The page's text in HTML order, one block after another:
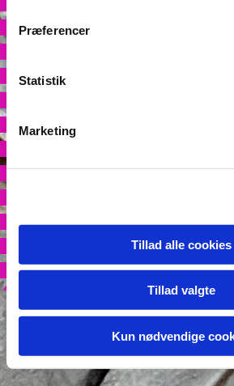
Præferencer
Statistik
Marketing
Tillad alle cookies
Tillad valgte
Kun nødvendige